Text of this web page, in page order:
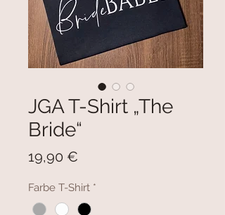
JGA T-Shirt „The
Bride“
19,90 €
Farbe T-Shirt *